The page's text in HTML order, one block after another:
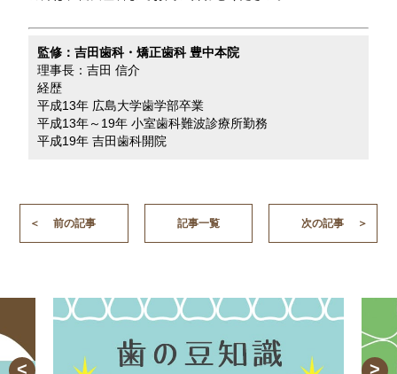
監修：吉田歯科・矯正歯科 豊中本院
理事長：吉田 信介
経歴
平成13年 広島大学歯学部卒業
平成13年～19年 小室歯科難波診療所勤務
平成19年 吉田歯科開院
前の記事 記事一覧 次の記事